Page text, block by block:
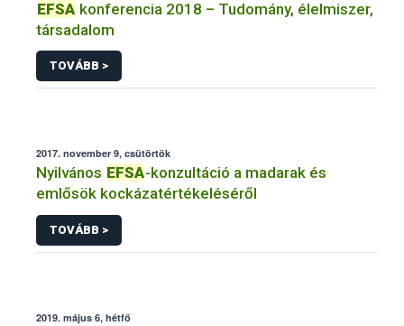
EFSA konferencia 2018 – Tudomány, élelmiszer,
társadalom
TOVÁBB >
2017. november 9, csütörtök
Nyilvános EFSA-konzultáció a madarak és
emlősök kockázatértékeléséről
TOVÁBB >
2019. május 6, hétfő